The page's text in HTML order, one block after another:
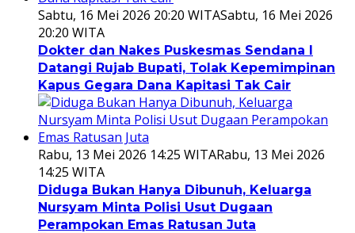
Sabtu, 16 Mei 2026 20:20 WITASabtu, 16 Mei 2026
20:20 WITA
Dokter dan Nakes Puskesmas Sendana I
Datangi Rujab Bupati, Tolak Kepemimpinan
Kapus Gegara Dana Kapitasi Tak Cair
Rabu, 13 Mei 2026 14:25 WITARabu, 13 Mei 2026
14:25 WITA
Diduga Bukan Hanya Dibunuh, Keluarga
Nursyam Minta Polisi Usut Dugaan
Perampokan Emas Ratusan Juta